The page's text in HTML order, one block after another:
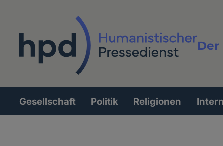
Hauptnavigation
Gesellschaft Politik Religionen